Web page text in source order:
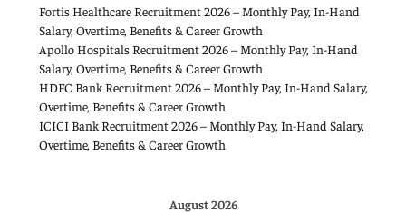
Fortis Healthcare Recruitment 2026 – Monthly Pay, In-Hand
Salary, Overtime, Benefits & Career Growth
Apollo Hospitals Recruitment 2026 – Monthly Pay, In-Hand
Salary, Overtime, Benefits & Career Growth
HDFC Bank Recruitment 2026 – Monthly Pay, In-Hand Salary,
Overtime, Benefits & Career Growth
ICICI Bank Recruitment 2026 – Monthly Pay, In-Hand Salary,
Overtime, Benefits & Career Growth
August 2026